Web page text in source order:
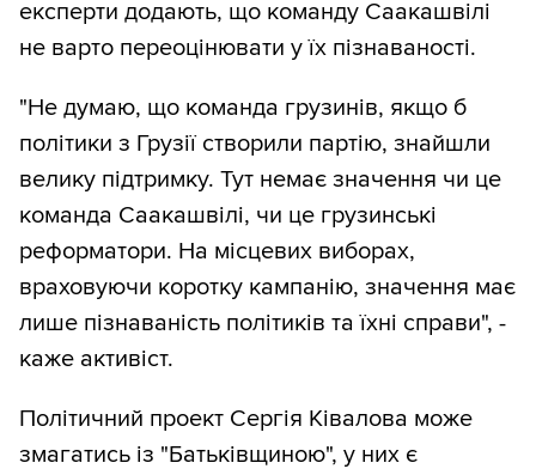
експерти додають, що команду Саакашвілі
не варто переоцінювати у їх пізнаваності.
"Не думаю, що команда грузинів, якщо б
політики з Грузії створили партію, знайшли
велику підтримку. Тут немає значення чи це
команда Саакашвілі, чи це грузинські
реформатори. На місцевих виборах,
враховуючи коротку кампанію, значення має
лише пізнаваність політиків та їхні справи", -
каже активіст.
Політичний проект Сергія Ківалова може
змагатись із "Батьківщиною", у них є